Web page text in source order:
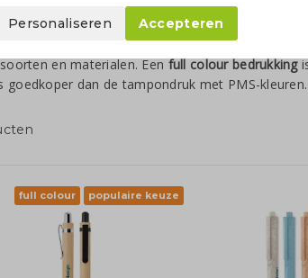
met full colour
logo
geldt nog altijd als effectief
en materialen. Eenfull colour bedrukking
goedkoper dan de tampondruk met PMS-
full colour populaire keuze
Personaliseren Accepteren